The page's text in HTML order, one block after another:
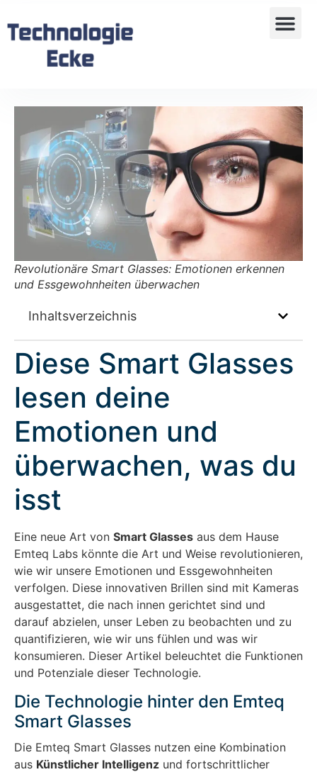
Revolutionäre Smart Glasses: Emotionen erkennen
und Essgewohnheiten überwachen
Inhaltsverzeichnis
Diese Smart Glasses
lesen deine
Emotionen und
überwachen, was du
isst
Eine neue Art von Smart Glasses aus dem Hause
Emteq Labs könnte die Art und Weise revolutionieren,
wie wir unsere Emotionen und Essgewohnheiten
verfolgen. Diese innovativen Brillen sind mit Kameras
ausgestattet, die nach innen gerichtet sind und
darauf abzielen, unser Leben zu beobachten und zu
quantifizieren, wie wir uns fühlen und was wir
konsumieren. Dieser Artikel beleuchtet die Funktionen
und Potenziale dieser Technologie.
Die Technologie hinter den Emteq
Smart Glasses
Die Emteq Smart Glasses nutzen eine Kombination
aus Künstlicher Intelligenz und fortschrittlicher